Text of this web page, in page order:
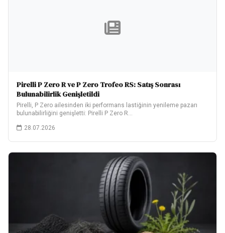
Pirelli P Zero R ve P Zero Trofeo RS: Satış Sonrası
Bulunabilirlik Genişletildi
Pirelli, P Zero ailesinden iki performans lastiğinin yenileme pazarı
bulunabilirliğini genişletti: Pirelli P Zero R…
28.07.2026